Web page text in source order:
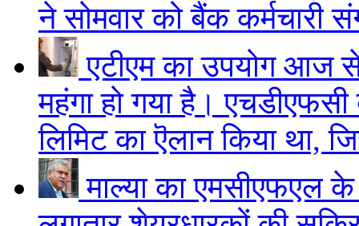
ने सोमवार को बैंक कर्मचारी
एटीएम का उपयोग आज
महंगा हो गया है।
लिमिट का ऎलान किया
माल्या का एमसीएफएल